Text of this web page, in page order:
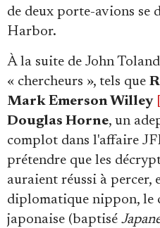
de deux porte-avions se
Harbor.
À la suite de John
« chercheurs », tels que
Mark Emerson Willey
Douglas Horne, un
complot dans l'affaire
prétendre que les
auraient réussi à percer,
diplomatique nippon, le
japonaise (baptisé